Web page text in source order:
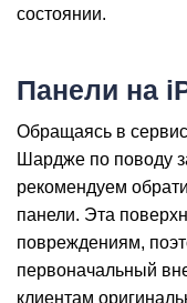
состоянии.
Панели на
Обращаясь в
Шардже по поводу
рекомендуем
панели. Эта
повреждениям,
первоначальный
клиентам